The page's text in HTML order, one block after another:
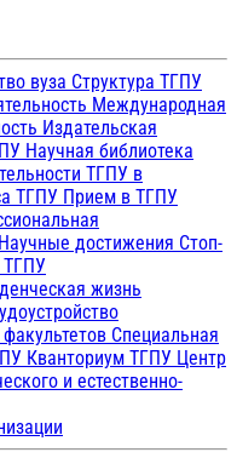
вуза Структура ТГПУ
Международная
Издательская
Научная библиотека
ТГПУ в
ТГПУ Прием в ТГПУ
Научные достижения Стоп-
ТГПУ
жизнь
Специальная
Кванториум ТГПУ Центр
и естественно-